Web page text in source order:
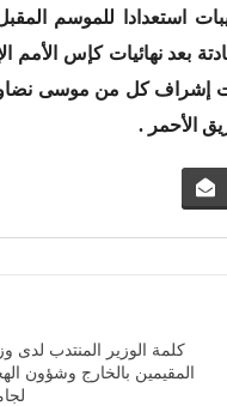
استعدادا للموسم
نهائيات كإس الأمم
تحت إشراف كل من موسى
الأحمر .
كلمة الوزير المنتدب لدى
المقيمين بالخارج وشؤون